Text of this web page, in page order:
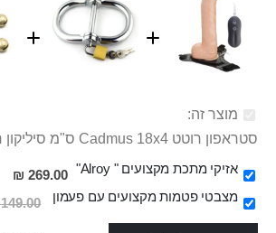
מוצר זה:
סטראפון רוטט Cadmus 18x4 ס"מ סיליקון ריאליסטי
אזיקי מתכת מקצועים " Alroy"
269.00 ₪
מצבטי פטמות מקצועים עם פעמון
149.00 ₪